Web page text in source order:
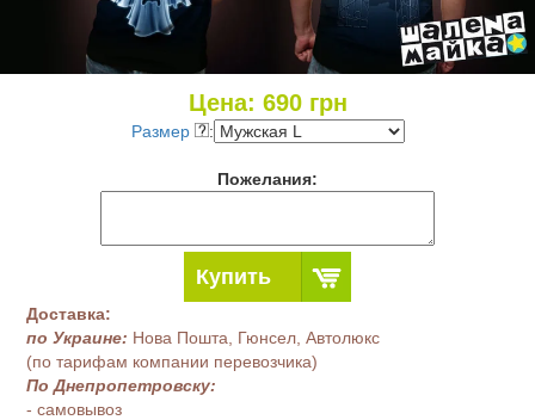
Цена: 690грн
Размер :
Пожелания:
Купить
Доставка:
по Украине: Нова Пошта, Гюнсел, Автолюкс
(по тарифам компании перевозчика)
По Днепропетровску:
- самовывоз